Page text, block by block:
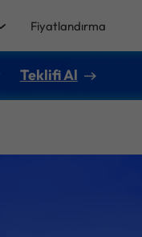
Fiyatlandırma
Teklifi Al